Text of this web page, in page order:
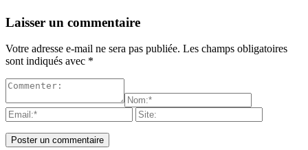
Laisser un commentaire
Votre adresse e-mail ne sera pas publiée. Les champs obligatoires
sont indiqués avec *